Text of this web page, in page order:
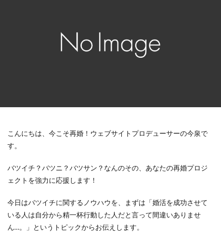
こんにちは、今こそ再婚！ウェブサイトプロデューサーの今泉で
す。
バツイチ？バツニ？バツサン？なんのその、あなたの再婚プロジ
ェクトを強力に応援します！
今日はバツイチに関するノウハウを、まずは「婚活を成功させて
いる人は自分から精一杯行動した人だと言って間違いありませ
ん…。」というトピックからお伝えします。